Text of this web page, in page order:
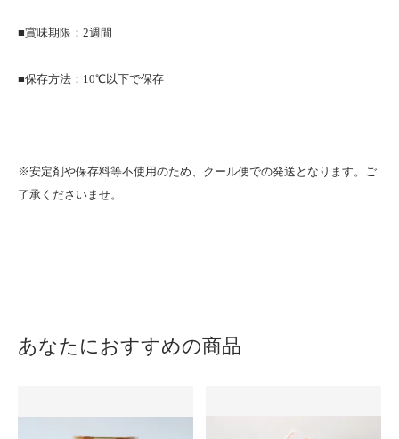
■賞味期限：2週間
■保存方法：10℃以下で保存
※安定剤や保存料等不使用のため、クール便での発送となります。ご
了承くださいませ。
あなたにおすすめの商品